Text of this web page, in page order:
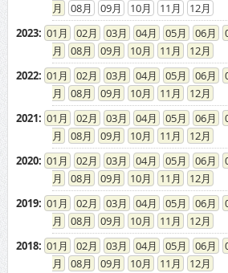
08
09 10 11
12
2023: 01 02 03 04 05 06
08
09 10 11
12
2022: 01 02 03 04 05 06
08
09 10 11
12
2021: 01 02 03 04 05 06
08
09 10 11
12
2020: 01 02 03 04 05 06
08
09 10 11
12
2019: 01 02 03 04 05 06
08
09 10 11
12
2018: 01 02 03 04 05 06
08
09 10 11
12